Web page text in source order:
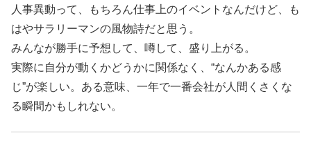
人事異動って、もちろん仕事上のイベントなんだけど、も
はやサラリーマンの風物詩だと思う。
みんなが勝手に予想して、噂して、盛り上がる。
実際に自分が動くかどうかに関係なく、“なんかある感
じ”が楽しい。ある意味、一年で一番会社が人間くさくな
る瞬間かもしれない。